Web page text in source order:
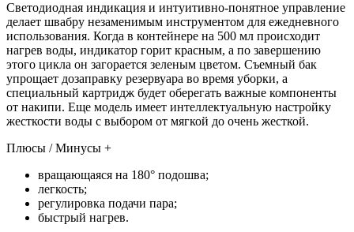
Светодиодная индикация и интуитивно-понятное управление
делает швабру незаменимым инструментом для ежедневного
использования. Когда в контейнере на 500 мл происходит
нагрев воды, индикатор горит красным, а по завершению
этого цикла он загорается зеленым цветом. Съемный бак
упрощает дозаправку резервуара во время уборки, а
специальный картридж будет оберегать важные компоненты
от накипи. Еще модель имеет интеллектуальную настройку
жесткости воды с выбором от мягкой до очень жесткой.
Плюсы / Минусы +
вращающаяся на 180° подошва;
легкость;
регулировка подачи пара;
быстрый нагрев.